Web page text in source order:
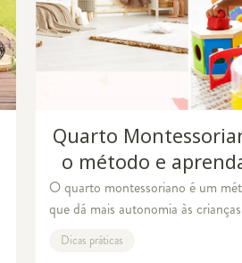
Quarto
o método e
com ele
O quarto montessoriano é um
que dá mais autonomia às
conceito a decoração do quarto
objetivo potencializar as
Dicas práticas